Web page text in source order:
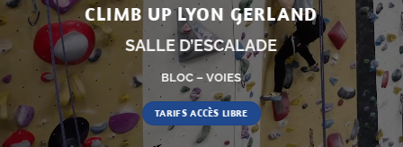
CLIMB UP LYON GERLAND
SALLE D’ESCALADE
BLOC – VOIES
TARIFS ACCÈS LIBRE